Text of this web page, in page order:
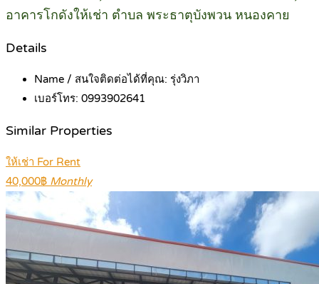
อาคารโกดังให้เช่า ตำบล พระธาตุบังพวน หนองคาย
Details
Name / สนใจติดต่อได้ที่คุณ: รุ่งวิภา
เบอร์โทร: 0993902641
Similar Properties
ให้เช่า For Rent
40,000฿ Monthly